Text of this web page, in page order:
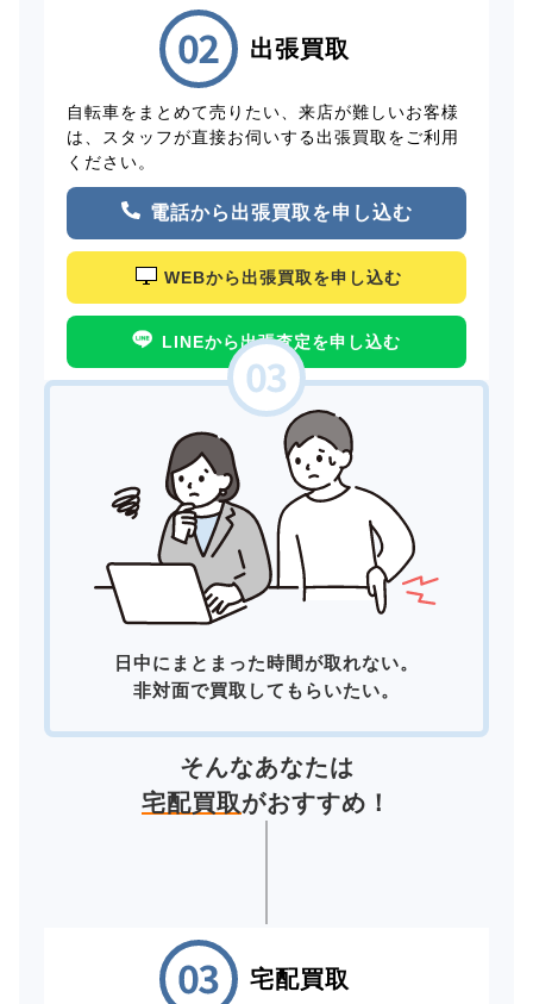
出張買取
自転車をまとめて売りたい、来店が難しいお客様
は、スタッフが直接お伺いする出張買取をご利用
ください。
電話から出張買取を申し込む
WEBから出張買取を申し込む
LINEから出張査定を申し込む
日中にまとまった時間が取れない。
非対面で買取してもらいたい。
そんなあなたは
宅配買取がおすすめ！
宅配買取